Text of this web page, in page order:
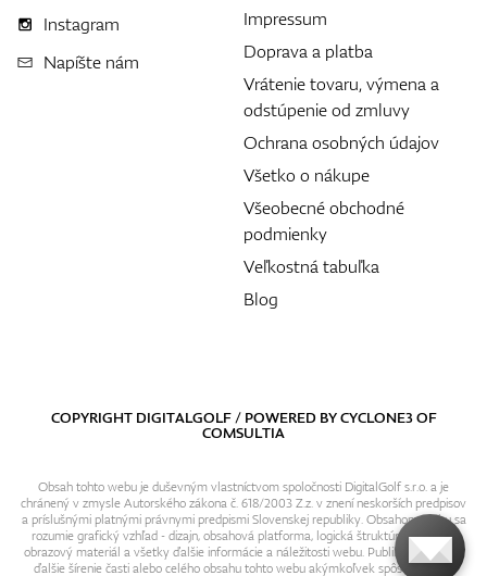
Instagram
Napíšte nám
Impressum
Doprava a platba
Vrátenie tovaru, výmena a
odstúpenie od zmluvy
Ochrana osobných údajov
Všetko o nákupe
Všeobecné obchodné
podmienky
Veľkostná tabuľka
Blog
COPYRIGHT DIGITALGOLF / POWERED BYCYCLONE3OF
COMSULTIA
Obsah tohto webu je duševným vlastníctvom spoločnosti DigitalGolf s.r.o. a je
chránený v zmysle Autorského zákona č. 618/2003 Z.z. v znení neskorších predpisov
a príslušnými platnými právnymi predpismi Slovenskej republiky. Obsahom webu sa
rozumie grafický vzhľad - dizajn, obsahová platforma, logická štruktúra, textový i
obrazový materiál a všetky ďalšie informácie a náležitosti webu. Publikovanie resp.
ďalšie šírenie časti alebo celého obsahu tohto webu akýmkoľvek spôsobom bez